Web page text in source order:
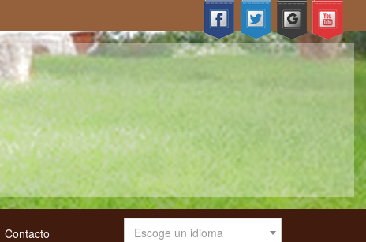
Contacto Escoge un idioma